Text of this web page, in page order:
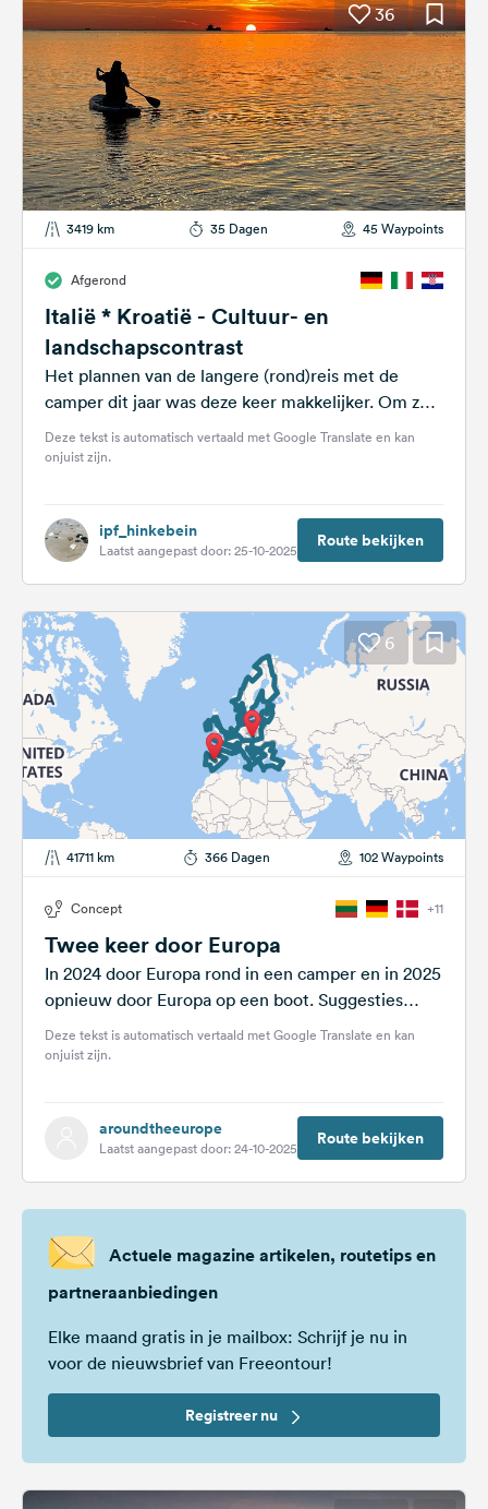
36
3419 km 35 Dagen 45 Waypoints
Afgerond
Italië * Kroatië - Cultuur- en
landschapscontrast
Het plannen van de langere (rond)reis met de
camper dit jaar was deze keer makkelijker. Om zo
flexibel mogelijk te...
Deze tekst is automatisch vertaald met Google Translate en kan
onjuist zijn.
ipf_hinkebein
Laatst aangepast door: 25-10-2025 Route bekijken
6
41711 km 366 Dagen 102 Waypoints
Concept +11
Twee keer door Europa
In 2024 door Europa rond in een camper en in 2025
opnieuw door Europa op een boot. Suggesties
worden op prijs...
Deze tekst is automatisch vertaald met Google Translate en kan
onjuist zijn.
aroundtheeurope
Laatst aangepast door: 24-10-2025 Route bekijken
Actuele magazine artikelen, routetips en
partneraanbiedingen
Elke maand gratis in je mailbox: Schrijf je nu in
voor de nieuwsbrief van Freeontour!
Registreer nu